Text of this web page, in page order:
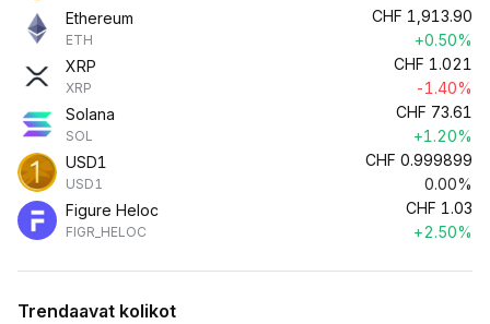
Ethereum
ETH
CHF 1,913.90
+0.50%
XRP
XRP
CHF 1.021
-1.40%
Solana
SOL
CHF 73.61
+1.20%
USD1
USD1
CHF 0.999899
0.00%
Figure Heloc
FIGR_HELOC
CHF 1.03
+2.50%
Trendaavat kolikot